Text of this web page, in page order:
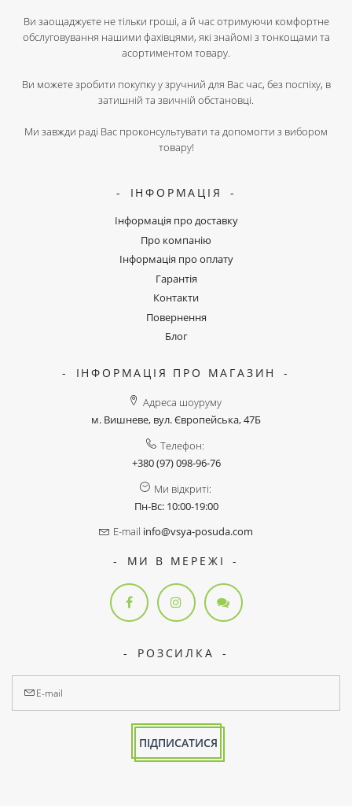
Ви заощаджуєте не тільки гроші, а й час отримуючи комфортне
обслуговування нашими фахівцями, які знайомі з тонкощами та
асортиментом товару.
Ви можете зробити покупку у зручний для Вас час, без поспіху, в
затишній та звичній обстановці.
Ми завжди раді Вас проконсультувати та допомогти з вибором
товару!
ІНФОРМАЦІЯ
Інформація про доставку
Про компанію
Інформація про оплату
Гарантія
Контакти
Повернення
Блог
ІНФОРМАЦІЯ ПРО МАГАЗИН
Адреса шоуруму
м. Вишневе, вул. Європейська, 47Б
Телефон:
+380 (97) 098-96-76
Ми відкриті:
Пн-Вс: 10:00-19:00
E-mail info@vsya-posuda.com
МИ В МЕРЕЖІ
РОЗСИЛКА
ПІДПИСАТИСЯ